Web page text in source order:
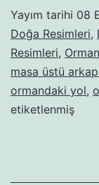
Yayım tarihi 08
Doğa Resimleri,
Resimleri,
masa üstü
ormandaki yol,
etiketlenmiş